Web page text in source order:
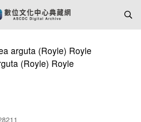
arguta (Royle) Royle
(Royle) Royle